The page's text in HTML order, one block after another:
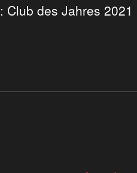
Club des Jahres 2021